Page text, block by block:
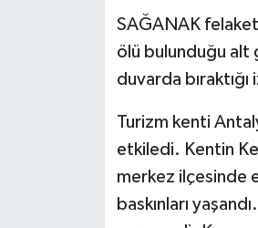
SAĞANAK
ölü bulunduğu alt
duvarda
Turizm kenti
etkiledi. Kentin
merkez ilçesinde
baskınları